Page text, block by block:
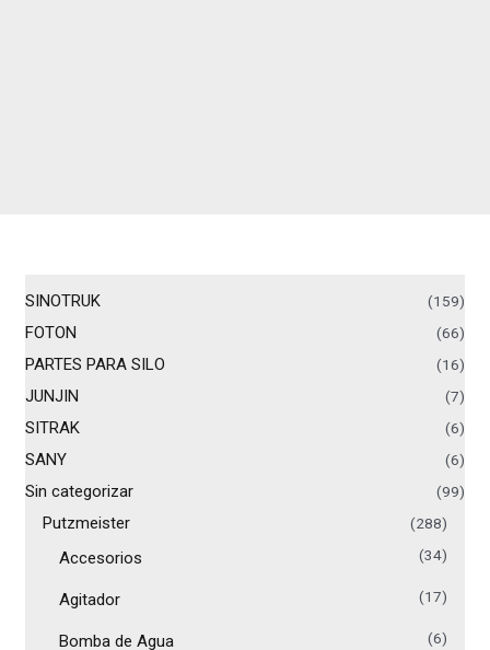
SINOTRUK (159)
FOTON (66)
PARTES PARA SILO (16)
JUNJIN (7)
SITRAK (6)
SANY (6)
Sin categorizar (99)
Putzmeister (288)
Accesorios (34)
Agitador (17)
Bomba de Agua (6)